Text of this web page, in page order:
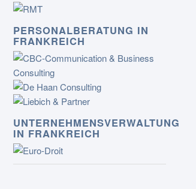
PERSONALBERATUNG IN
FRANKREICH
UNTERNEHMENSVERWALTUNG
IN FRANKREICH